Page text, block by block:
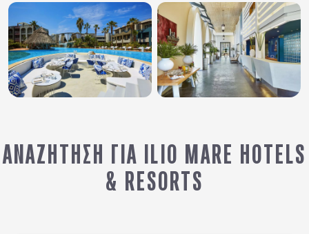
ΑΝΑΖΉΤΗΣΗ ΓΙΑ ILIO MARE HOTELS
& RESORTS